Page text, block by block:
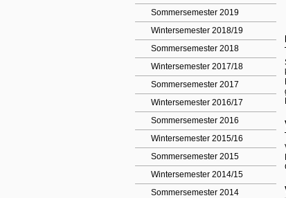
Sommersemester 2019
Wintersemester 2018/19
Sommersemester 2018
Wintersemester 2017/18
Sommersemester 2017
Wintersemester 2016/17
Sommersemester 2016
Wintersemester 2015/16
Sommersemester 2015
Wintersemester 2014/15
Sommersemester 2014